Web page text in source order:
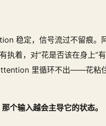
稳定，信号流过不留痕。
执着，对“花是否该在身上”有
里循环不出——花粘
个输入越会主导它的状态。